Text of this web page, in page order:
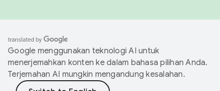
Google menggunakan teknologi AI untuk
menerjemahkan konten ke dalam bahasa pilihan Anda.
Terjemahan AI mungkin mengandung kesalahan.